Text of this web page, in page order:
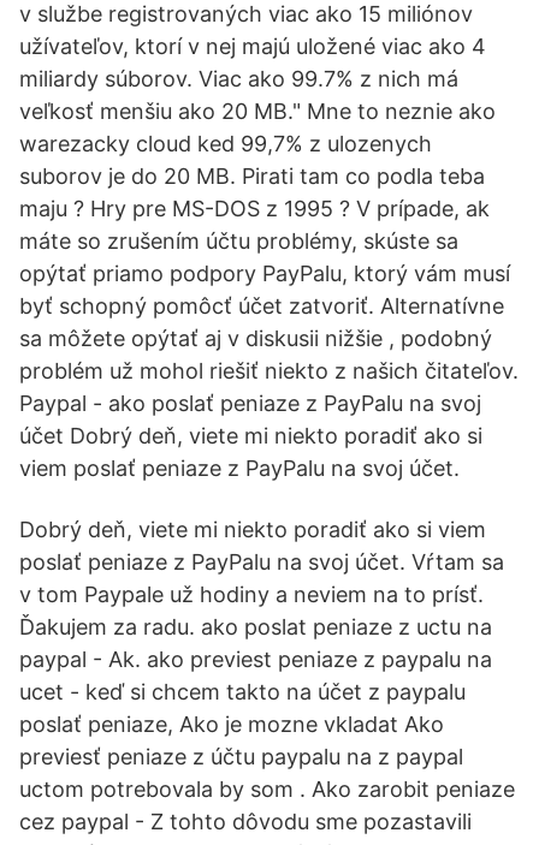
v službe registrovaných viac ako 15 miliónov
užívateľov, ktorí v nej majú uložené viac ako 4
miliardy súborov. Viac ako 99.7% z nich má
veľkosť menšiu ako 20 MB." Mne to neznie ako
warezacky cloud ked 99,7% z ulozenych
suborov je do 20 MB. Pirati tam co podla teba
maju ? Hry pre MS-DOS z 1995 ? V prípade, ak
máte so zrušením účtu problémy, skúste sa
opýtať priamo podpory PayPalu, ktorý vám musí
byť schopný pomôcť účet zatvoriť. Alternatívne
sa môžete opýtať aj v diskusii nižšie , podobný
problém už mohol riešiť niekto z našich čitateľov.
Paypal - ako poslať peniaze z PayPalu na svoj
účet Dobrý deň, viete mi niekto poradiť ako si
viem poslať peniaze z PayPalu na svoj účet.
Dobrý deň, viete mi niekto poradiť ako si viem
poslať peniaze z PayPalu na svoj účet. Vŕtam sa
v tom Paypale už hodiny a neviem na to prísť.
Ďakujem za radu. ako poslat peniaze z uctu na
paypal - Ak. ako previest peniaze z paypalu na
ucet - keď si chcem takto na účet z paypalu
poslať peniaze, Ako je mozne vkladat Ako
previesť peniaze z účtu paypalu na z paypal
uctom potrebovala by som . Ako zarobit peniaze
cez paypal - Z tohto dôvodu sme pozastavili